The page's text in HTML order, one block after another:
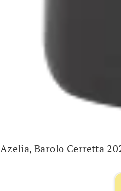
Azelia, Barolo Cerretta